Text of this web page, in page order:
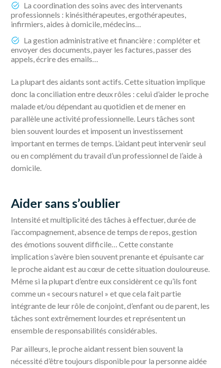
La coordination des soins avec des intervenants
professionnels : kinésithérapeutes, ergothérapeutes,
infirmiers, aides à domicile, médecins…
La gestion administrative et financière : compléter et
envoyer des documents, payer les factures, passer des
appels, écrire des emails…
La plupart des aidants sont actifs. Cette situation implique
donc la conciliation entre deux rôles : celui d’aider le proche
malade et/ou dépendant au quotidien et de mener en
parallèle une activité professionnelle. Leurs tâches sont
bien souvent lourdes et imposent un investissement
important en termes de temps. L’aidant peut intervenir seul
ou en complément du travail d’un professionnel de l’aide à
domicile.
Aider sans s’oublier
Intensité et multiplicité des tâches à effectuer, durée de
l’accompagnement, absence de temps de repos, gestion
des émotions souvent difficile… Cette constante
implication s’avère bien souvent prenante et épuisante car
le proche aidant est au cœur de cette situation douloureuse.
Même si la plupart d’entre eux considèrent ce qu’ils font
comme un « secours naturel » et que cela fait partie
intégrante de leur rôle de conjoint, d’enfant ou de parent, les
tâches sont extrêmement lourdes et représentent un
ensemble de responsabilités considérables.
Par ailleurs, le proche aidant ressent bien souvent la
nécessité d’être toujours disponible pour la personne aidée